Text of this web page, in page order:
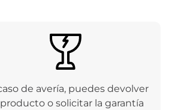
de avería, puedes devolver
o solicitar la garantía